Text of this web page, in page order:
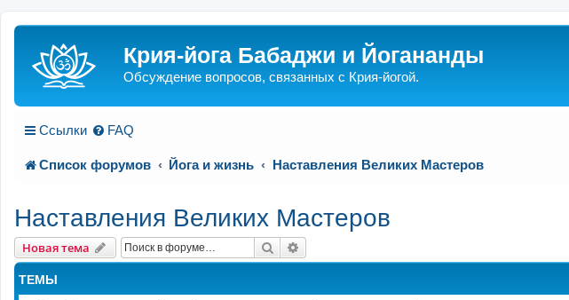
Крия-йога Бабаджи и Йогананды
Обсуждение вопросов, связанных с Крия-йогой.
Ссылки FAQ
Список форумов Йога и жизнь Наставления Великих Мастеров
Наставления Великих Мастеров
Новая тема Поиск
ТЕМЫ